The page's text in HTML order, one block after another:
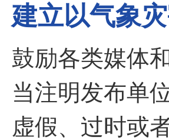
建立以气象
鼓励各类媒体
当注明发布单
虚假、过时或